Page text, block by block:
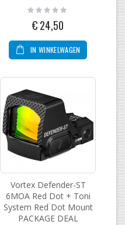
Rating:
€ 24,50
IN WINKELWAGEN
Vortex Defender-ST
6MOA Red Dot + Toni
System Red Dot Mount
PACKAGE DEAL